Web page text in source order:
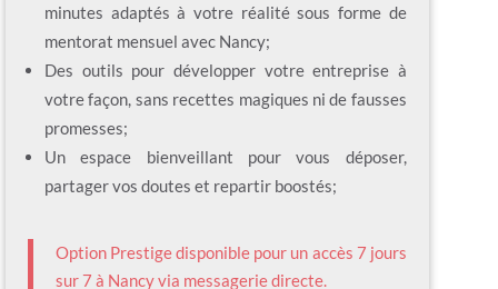
minutes adaptés à votre réalité sous forme de
mentorat mensuel avec Nancy;
Des outils pour développer votre entreprise à
votre façon, sans recettes magiques ni de fausses
promesses;
Un espace bienveillant pour vous déposer,
partager vos doutes et repartir boostés;
Option Prestige disponible pour un accès 7 jours
sur 7 à Nancy via messagerie directe.